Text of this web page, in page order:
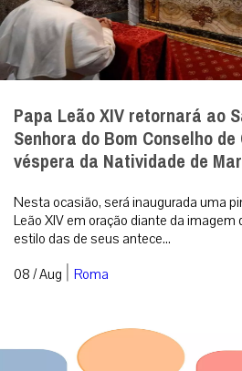
Papa Leão XIV retornará ao
Senhora do Bom Conselho
véspera da Natividade de
Nesta ocasião, será inaugurada uma
Leão XIV em oração diante da imagem
estilo das de seus antece...
08 / Aug | Roma